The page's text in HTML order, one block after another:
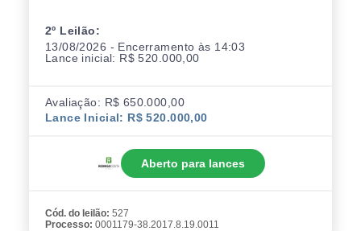
2º Leilão:
13/08/2026 - Encerramento às 14:03
Lance inicial: R$ 520.000,00
Avaliação: R$ 650.000,00
Lance Inicial: R$ 520.000,00
Aberto para lances
Cód. do leilão: 527
Processo: 0001179-38.2017.8.19.0011